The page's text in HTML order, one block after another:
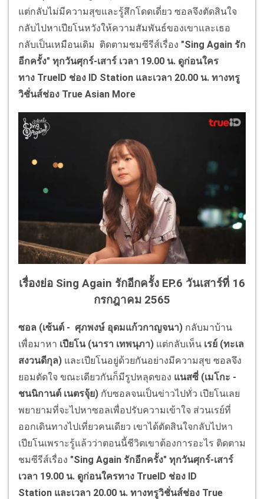
แต่กลับไม่มีความสุขและรู้สึกโดดเดี่ยว ซอลจึงตัดสินใจ
กลับไปหาเปียโนหวังให้ความสัมพันธ์ของเขาและเธอ
กลับเป็นเหมือนเดิม ติดตามชมซีรีส์เรื่อง "Sing Again รัก
อีกครั้ง" ทุกวันศุกร์-เสาร์ เวลา 19.00 น. ดูก่อนใคร
ทาง TrueID ช่อง ID Station และเวลา 20.00 น. ทางทรู
วิชั่นส์ช่อง True Asian More
เรื่องย่อ Sing Again รักอีกครั้ง EP.6 วันเสาร์ที่ 16
กรกฎาคม 2565
ซอล (เซ้นต์ - ศุภพงษ์ อุดมแก้วกาญจนา) กลับมาบ้าน
เพื่อมาหา เปียโน (นารา เทพนุภา) แต่กลับเห็น เรย์ (ทะเล
สงวนดีกุล) และเปียโนอยู่ด้วยกันอย่างมีความสุข ซอลจึง
ยอมตัดใจ ขณะเดียวกันก็มีรูปหลุดของ แนสซี่ (เมโกะ -
ชนนิกานต์ เนตรจุ้ย) กับซอลจนเป็นข่าวไปทั่ว เปียโนเลย
พยายามที่จะไปหาซอลเพื่อปรับความเข้าใจ ส่วนเรย์ที่
ออกเดินทางไปเที่ยวคนเดียว เขาได้ตัดสินใจกลับไปหา
เปียโนเพราะรู้แล้วว่าตอนนี้ชีวิตเขาต้องการอะไร ติดตาม
ชมซีรีส์เรื่อง "Sing Again รักอีกครั้ง" ทุกวันศุกร์-เสาร์
เวลา 19.00 น. ดูก่อนใครทาง TrueID ช่อง ID
Station และเวลา 20.00 น. ทางทรูวิชั่นส์ช่อง True